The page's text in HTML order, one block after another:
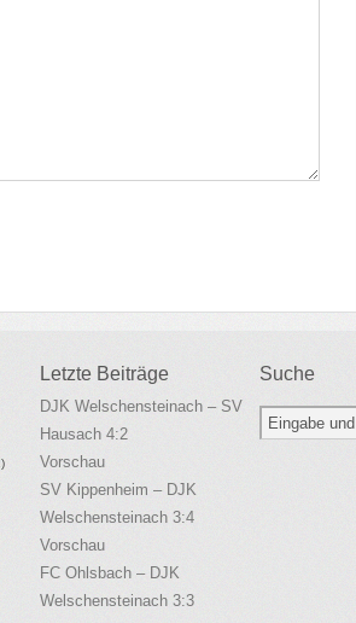
Letzte Beiträge
DJK Welschensteinach – SV
Hausach 4:2
Vorschau
SV Kippenheim – DJK
Welschensteinach 3:4
Vorschau
FC Ohlsbach – DJK
Welschensteinach 3:3
Suche